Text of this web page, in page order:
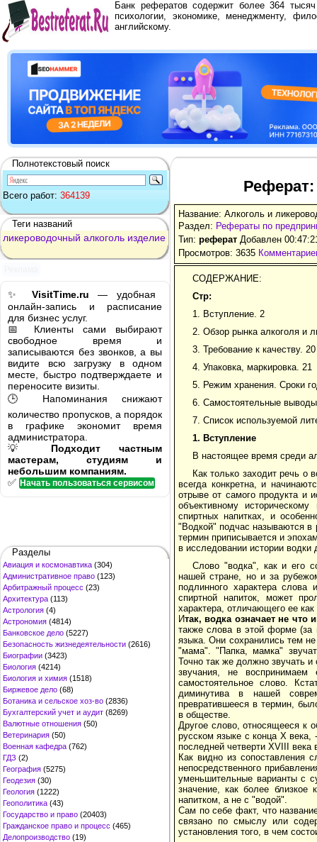
Банк рефератов содержит более 364
психологии, экономике, менеджменту,
английскому.
Полнотекстовый поиск
Всего работ: 364139
Теги названий
ликероводочный алкоголь изделие
✨ VisitTime.ru — удобная
онлайн-запись и расписание
для бизнес услуг.
📅 Клиенты сами выбирают
свободное время и
записываются без звонков, а вы
видите всю загрузку в одном
месте, быстро подтверждаете и
переносите визиты.
🕒 Напоминания снижают
количество пропусков, а порядок
в графике экономит время
администратора.
💡 Подходит частным
мастерам, студиям и
небольшим компаниям.
✅ Начать пользоваться сервисом
Разделы
Авиация и космонавтика (304)
Административное право (123)
Арбитражный процесс (23)
Архитектура (113)
Астрология (4)
Астрономия (4814)
Банковское дело (5227)
Безопасность жизнедеятельности (2616)
Биографии (3423)
Биология (4214)
Биология и химия (1518)
Биржевое дело (68)
Ботаника и сельское хоз-во (2836)
Бухгалтерский учет и аудит (8269)
Валютные отношения (50)
Ветеринария (50)
Военная кафедра (762)
ГДЗ (2)
География (5275)
Геодезия (30)
Геология (1222)
Геополитика (43)
Государство и право (20403)
Гражданское право и процесс (465)
Делопроизводство (19)
Название: Алкоголь и
Раздел: Рефераты по
Тип: реферат Добавлен
Просмотров: 3635
СОДЕРЖАНИЕ:
Стр:
1. Вступление. 2
2. Обзор рынка алкоголя и
3. Требование к качеству. 20
4. Упаковка, маркировка. 21
5. Режим хранения. Сроки
6. Самостоятельные
7. Список используемой
1. Вступление
В настоящее время среди
Как только заходит речь о
всегда конкретна, и
отрыве от самого продукта и
объективному
спиртных напитках, и
"Водкой" подчас называются в
термин приписывается и
в исследовании истории
Слово "водка", как и его
нашей стране, но и за
подлинного характера
спиртной напиток, может
характера, отличающего ее
Итак, водка означает не
также слова в этой форме (за
языка. Они сохранились тем
"мама". "Папка, мамка"
Точно так же должно звучать
звучания, не
самостоятельное слово.
диминутива в нашей
превратившееся в термин,
в обществе.
Другое слово, относящееся к
русском языке с конца Х
последней четверти XVIII
Как видно из сопоставления
непосредственного
уменьшительные варианты с
значение, как более
напитком, а не с "водой".
Сам по себе факт, что
связано по смыслу или
установления того, в чем